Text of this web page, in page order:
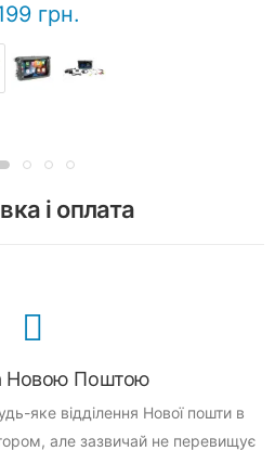
грн.
і оплата
Новою Поштою
яке відділення Нової пошти в
але зазвичай не перевищує